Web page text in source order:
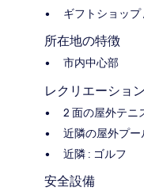
ギフトショッ
所在地の特徴
市内中心部
レクリエーション
2 面の屋外テニ
近隣の屋外プー
近隣 : ゴルフ
安全設備